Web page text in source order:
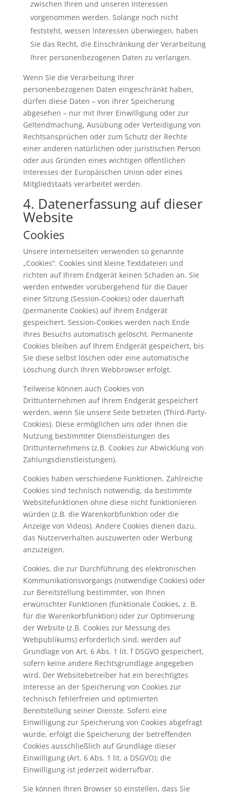
zwischen Ihren und unseren Interessen
vorgenommen werden. Solange noch nicht
feststeht, wessen Interessen überwiegen, haben
Sie das Recht, die Einschränkung der Verarbeitung
Ihrer personenbezogenen Daten zu verlangen.
Wenn Sie die Verarbeitung Ihrer
personenbezogenen Daten eingeschränkt haben,
dürfen diese Daten – von ihrer Speicherung
abgesehen – nur mit Ihrer Einwilligung oder zur
Geltendmachung, Ausübung oder Verteidigung von
Rechtsansprüchen oder zum Schutz der Rechte
einer anderen natürlichen oder juristischen Person
oder aus Gründen eines wichtigen öffentlichen
Interesses der Europäischen Union oder eines
Mitgliedstaats verarbeitet werden.
4. Datenerfassung auf dieser
Website
Cookies
Unsere Internetseiten verwenden so genannte
„Cookies“. Cookies sind kleine Textdateien und
richten auf Ihrem Endgerät keinen Schaden an. Sie
werden entweder vorübergehend für die Dauer
einer Sitzung (Session-Cookies) oder dauerhaft
(permanente Cookies) auf Ihrem Endgerät
gespeichert. Session-Cookies werden nach Ende
Ihres Besuchs automatisch gelöscht. Permanente
Cookies bleiben auf Ihrem Endgerät gespeichert, bis
Sie diese selbst löschen oder eine automatische
Löschung durch Ihren Webbrowser erfolgt.
Teilweise können auch Cookies von
Drittunternehmen auf Ihrem Endgerät gespeichert
werden, wenn Sie unsere Seite betreten (Third-Party-
Cookies). Diese ermöglichen uns oder Ihnen die
Nutzung bestimmter Dienstleistungen des
Drittunternehmens (z.B. Cookies zur Abwicklung von
Zahlungsdienstleistungen).
Cookies haben verschiedene Funktionen. Zahlreiche
Cookies sind technisch notwendig, da bestimmte
Websitefunktionen ohne diese nicht funktionieren
würden (z.B. die Warenkorbfunktion oder die
Anzeige von Videos). Andere Cookies dienen dazu,
das Nutzerverhalten auszuwerten oder Werbung
anzuzeigen.
Cookies, die zur Durchführung des elektronischen
Kommunikationsvorgangs (notwendige Cookies) oder
zur Bereitstellung bestimmter, von Ihnen
erwünschter Funktionen (funktionale Cookies, z. B.
für die Warenkorbfunktion) oder zur Optimierung
der Website (z.B. Cookies zur Messung des
Webpublikums) erforderlich sind, werden auf
Grundlage von Art. 6 Abs. 1 lit. f DSGVO gespeichert,
sofern keine andere Rechtsgrundlage angegeben
wird. Der Websitebetreiber hat ein berechtigtes
Interesse an der Speicherung von Cookies zur
technisch fehlerfreien und optimierten
Bereitstellung seiner Dienste. Sofern eine
Einwilligung zur Speicherung von Cookies abgefragt
wurde, erfolgt die Speicherung der betreffenden
Cookies ausschließlich auf Grundlage dieser
Einwilligung (Art. 6 Abs. 1 lit. a DSGVO); die
Einwilligung ist jederzeit widerrufbar.
Sie können Ihren Browser so einstellen, dass Sie